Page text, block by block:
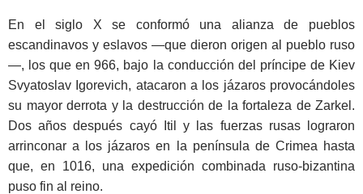
En el siglo X se conformó una alianza de pueblos
escandinavos y eslavos —que dieron origen al pueblo ruso
—, los que en 966, bajo la conducción del príncipe de Kiev
Svyatoslav Igorevich, atacaron a los jázaros provocándoles
su mayor derrota y la destrucción de la fortaleza de Zarkel.
Dos años después cayó Itil y las fuerzas rusas lograron
arrinconar a los jázaros en la península de Crimea hasta
que, en 1016, una expedición combinada ruso-bizantina
puso fin al reino.